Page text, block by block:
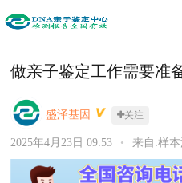
做亲子鉴定工作需要准
盛泽基因 关注
2025年4月23日 09:53 • 来自:样